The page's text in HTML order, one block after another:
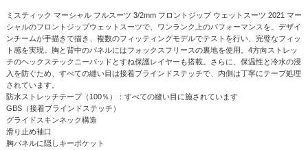
ミスティック マーシャル フルスーツ 3/2mm フロントジップ ウェットスーツ 2021 マー
シャルのフロントジップウェットスーツで、ワンランク上のパフォーマンスを。デザイ
ンチームが手描きで描き、複数のフィッティングモデルでテストを行い、完璧なフィッ
ト感を実現。胸と背中のパネルにはフォックスフリースの裏地を使用。4方向ストレッ
チのヘックステックニーパッドとすね保護レイヤーも搭載。さらに、保温性と冷水の浸
入を防ぐため、すべての縫い目は接着ブラインドステッチで、内側は丁寧にテープ処理
されています。
防水ストレッチテープ（100％）：すべての縫い目に施されています
GBS（接着ブラインドステッチ）
グライドスキンネック構造
滑り止め袖口
胸パネルに隠しキーポケット